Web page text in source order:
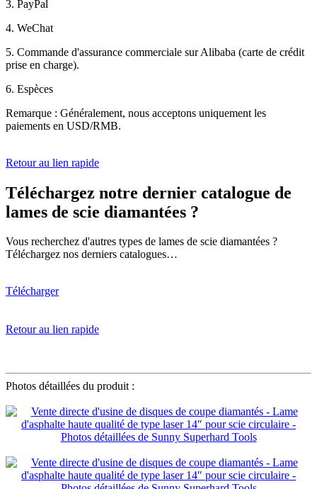
3. PayPal
4. WeChat
5. Commande d'assurance commerciale sur Alibaba (carte de crédit
prise en charge).
6. Espèces
Remarque : Généralement, nous acceptons uniquement les
paiements en USD/RMB.
Retour au lien rapide
Téléchargez notre dernier catalogue de
lames de scie diamantées ?
Vous recherchez d'autres types de lames de scie diamantées ?
Téléchargez nos derniers catalogues…
Télécharger
Retour au lien rapide
Photos détaillées du produit :